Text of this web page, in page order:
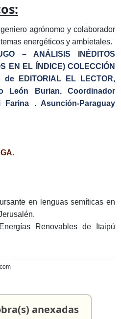
agrónomo y colaborador
energéticos y ambietales.
– ANÁLISIS INÉDITOS
EN EL ÍNDICE) COLECCIÓN
de EDITORIAL EL LECTOR,
León Burian. Coordinador
. Asunción-Paraguay
en lenguas semíticas en
Renovables de Itaipú
anexadas